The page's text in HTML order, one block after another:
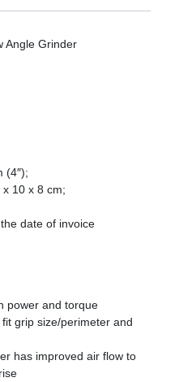
Angle Grinder
(4″);
10 x 8 cm;
date of invoice
power and torque
grip size/perimeter and
has improved air flow to